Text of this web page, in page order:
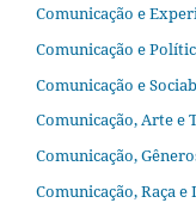
Comunicação e
Comunicação e
Comunicação e
Comunicação, Arte e
Comunicação,
Comunicação, Raça